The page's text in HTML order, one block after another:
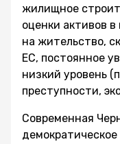
жилищное
оценки активов
на жительство,
ЕС, постоянное
низкий уровень
преступности,
Современная